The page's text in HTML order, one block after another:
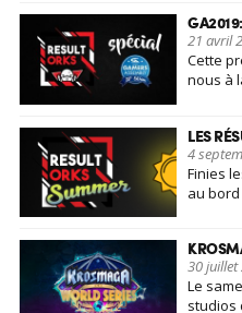
21 avril
Cette
nous à
LES
4
Finies
au bord
30 juillet
Le
studios